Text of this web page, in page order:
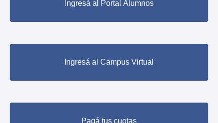
Ingresá al Portal Alumnos
Ingresá al Campus Virtual
Pagá tus cuotas